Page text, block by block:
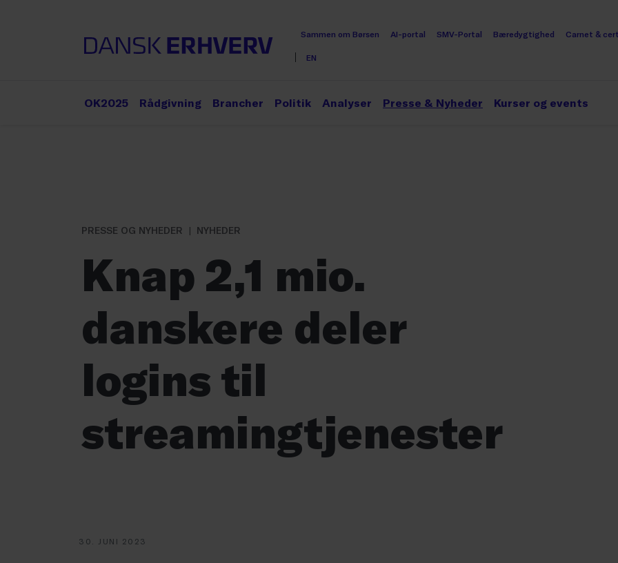
Sammen om Børsen AI-portal SMV-Portal Bæredygtighed Carnet &
EN
OK2025 Rådgivning Brancher Politik Analyser Presse & Nyheder Kurser og events
PRESSE OG NYHEDER NYHEDER
Knap 2,1 mio.
danskere deler
logins til
streamingtjenester
30. JUNI 2023